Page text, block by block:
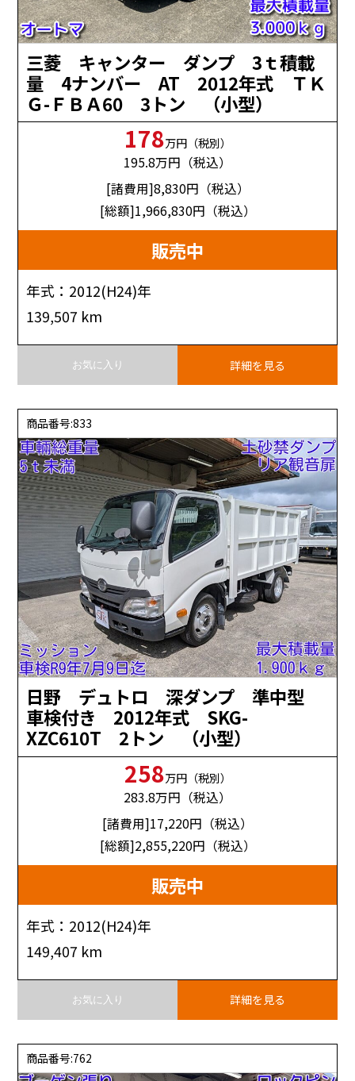
三菱 キャンター ダンプ 3ｔ積載
量 4ナンバー AT 2012年式 ＴＫ
Ｇ-ＦＢＡ60 3トン （小型）
178万円（税別）
195.8万円（税込）
[諸費用]8,830円（税込）
[総額]1,966,830円（税込）
販売中
年式：2012(H24)年
139,507 km
お気に入り 詳細を見る
商品番号:833
日野 デュトロ 深ダンプ 準中型
車検付き 2012年式 SKG-
XZC610T 2トン （小型）
258万円（税別）
283.8万円（税込）
[諸費用]17,220円（税込）
[総額]2,855,220円（税込）
販売中
年式：2012(H24)年
149,407 km
お気に入り 詳細を見る
商品番号:762